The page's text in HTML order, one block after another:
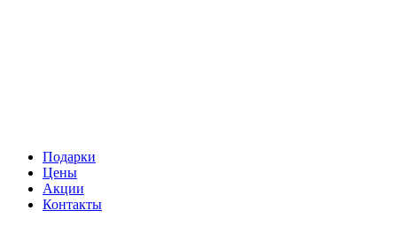
Подарки
Цены
Акции
Контакты